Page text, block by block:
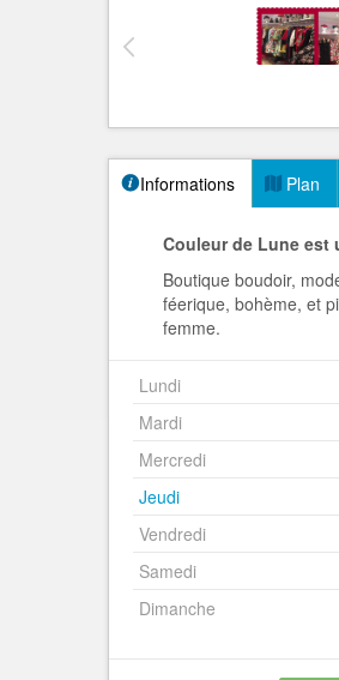
Informations Plan
Couleur de Lune
Boutique boudoir,
féerique, bohème, et
femme.
Lundi
Mardi
Mercredi
Jeudi
Vendredi
Samedi
Dimanche